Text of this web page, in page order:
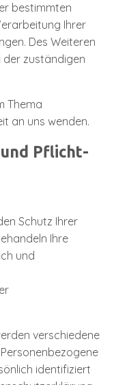
bestimmten
Ihrer
Des Weiteren
der zuständigen
Thema
an uns wenden.
und Pflicht­
Schutz Ihrer
Ihre
und
verschiedene
identifiziert